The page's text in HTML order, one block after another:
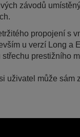
závodů
propojení s
u verzí Long a
prestižního
uživatel může sám